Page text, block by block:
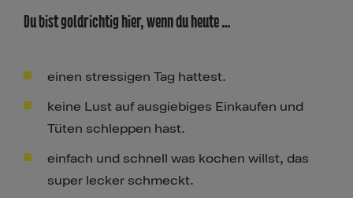
Du bist goldrichtig hier, wenn du heute …
einen stressigen Tag hattest.
keine Lust auf ausgiebiges Einkaufen und
Tüten schleppen hast.
einfach und schnell was kochen willst, das
super lecker schmeckt.